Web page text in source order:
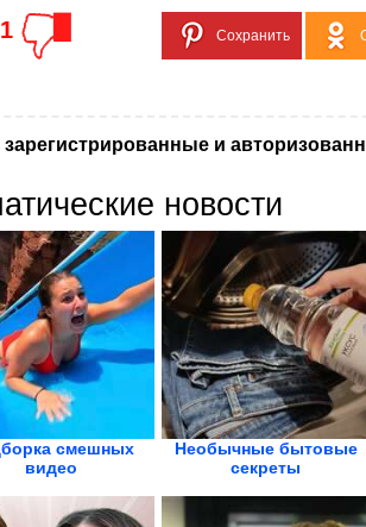
Сохранить
зарегистрированные и
новости
смешных
видео
Необычные бытовые
секреты